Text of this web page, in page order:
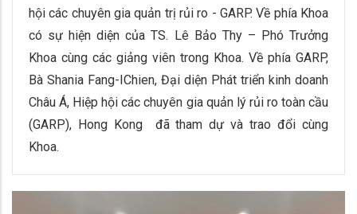
hội các chuyên gia quản trị rủi ro - GARP. Về phía Khoa
có sự hiện diện của TS. Lê Bảo Thy – Phó Trưởng
Khoa cùng các giảng viên trong Khoa. Về phía GARP,
Bà Shania Fang-IChien, Đại diện Phát triển kinh doanh
Châu Á, Hiệp hội các chuyên gia quản lý rủi ro toàn cầu
(GARP), Hong Kong đã tham dự và trao đổi cùng
Khoa.